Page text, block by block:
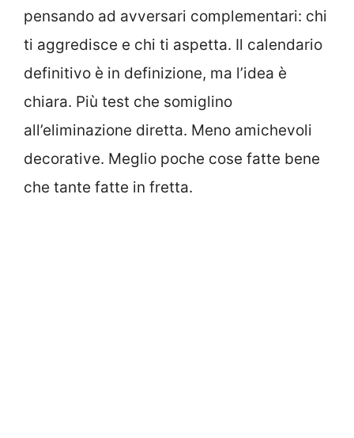
pensando ad avversari complementari: chi
ti aggredisce e chi ti aspetta. Il calendario
definitivo è in definizione, ma l’idea è
chiara. Più test che somiglino
all’eliminazione diretta. Meno amichevoli
decorative. Meglio poche cose fatte bene
che tante fatte in fretta.